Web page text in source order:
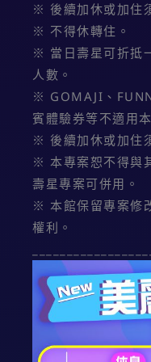
※ 後續加休或加住
※ 不得休轉住。
※ 當日壽星可折抵
人數。
※ GOMAJI、
賓體驗券等不適用
※ 後續加休或加住
※ 本專案恕不得與
壽星專案可併用。
※ 本館保留專案修
權利。